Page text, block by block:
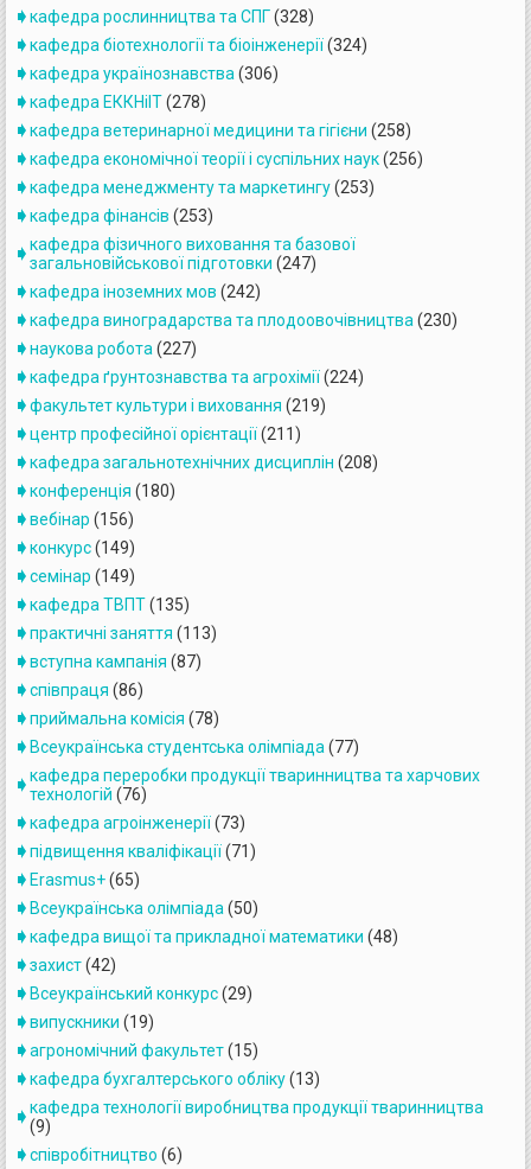
кафедра рослинництва та СПГ(328)
кафедра біотехнології та біоінженерії(324)
кафедра українознавства (306)
кафедра ЕККНіІТ(278)
кафедра ветеринарної медицини та гігієни (258)
кафедра економічної теорії і суспільних наук(256)
кафедра менеджменту та маркетингу(253)
кафедра фінансів (253)
кафедра фізичного виховання та базової
загальновійськової підготовки (247)
кафедра іноземних мов (242)
кафедра виноградарства та плодоовочівництва (230)
наукова робота (227)
кафедра ґрунтознавства та агрохімії(224)
факультет культури і виховання (219)
центр професійної орієнтації(211)
кафедра загальнотехнічних дисциплін (208)
конференція (180)
вебінар (156)
конкурс(149)
семінар (149)
кафедра ТВПТ(135)
практичні заняття (113)
вступна кампанія (87)
співпраця (86)
приймальна комісія (78)
Всеукраїнська студентська олімпіада (77)
кафедра переробки продукції тваринництва та харчових
технологій (76)
кафедра агроінженерiї(73)
підвищення кваліфікації(71)
Erasmus+(65)
Всеукраїнська олімпіада (50)
кафедра вищої та прикладної математики (48)
захист(42)
Всеукраїнський конкурс(29)
випускники (19)
агрономічний факультет(15)
кафедра бухгалтерського обліку(13)
кафедра технології виробництва продукції тваринництва
(9)
співробітництво (6)